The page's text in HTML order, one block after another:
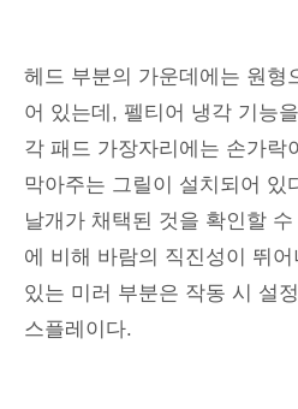
헤드 부분의 가운데에는 원형
어 있는데, 펠티어 냉각 기능
각 패드 가장자리에는 손가락
막아주는 그릴이 설치되어 있
날개가 채택된 것을 확인할
에 비해 바람의 직진성이 뛰어
있는 미러 부분은 작동 시 설
스플레이다.